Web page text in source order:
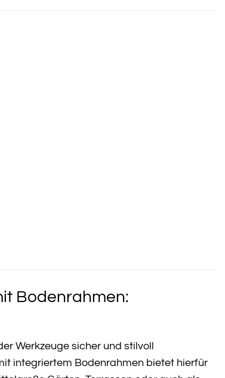
Bodenrahmen:
Werkzeuge sicher und stilvoll
integriertem Bodenrahmen bietet hierfür